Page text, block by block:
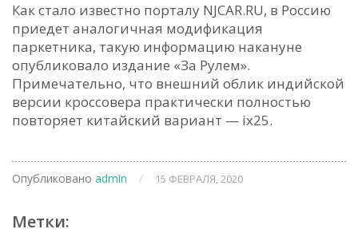
Как стало известно порталу NJCAR.RU, в Россию
приедет аналогичная модификация
паркетника, такую информацию накануне
опубликовало издание «За Рулем».
Примечательно, что внешний облик индийской
версии кроссовера практически полностью
повторяет китайский вариант — ix25.
Опубликовано admin / 15 ФЕВРАЛЯ, 2020
Метки: